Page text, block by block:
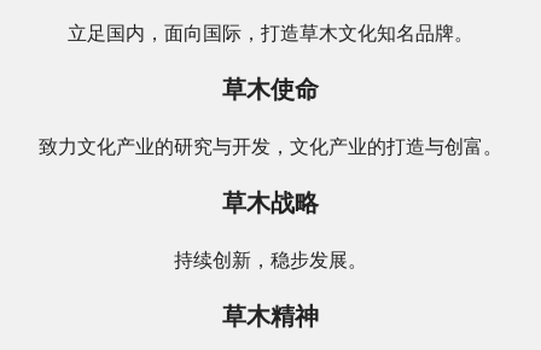
立足国内，面向国际，打造草木文化知名品牌。
草木使命
致力文化产业的研究与开发，文化产业的打造与创富。
草木战略
持续创新，稳步发展。
草木精神